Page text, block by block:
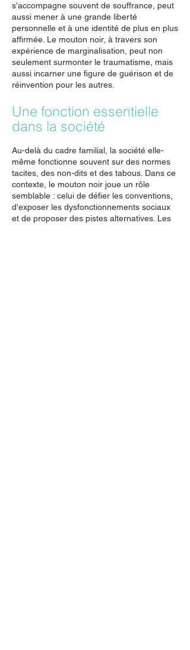
s'accompagne souvent de souffrance, peut
aussi mener à une grande liberté
personnelle et à une identité de plus en plus
affirmée. Le mouton noir, à travers son
expérience de marginalisation, peut non
seulement surmonter le traumatisme, mais
aussi incarner une figure de guérison et de
réinvention pour les autres.
Une fonction essentielle
dans la société
Au-delà du cadre familial, la société elle-
même fonctionne souvent sur des normes
tacites, des non-dits et des tabous. Dans ce
contexte, le mouton noir joue un rôle
semblable : celui de défier les conventions,
d'exposer les dysfonctionnements sociaux
et de proposer des pistes alternatives. Les